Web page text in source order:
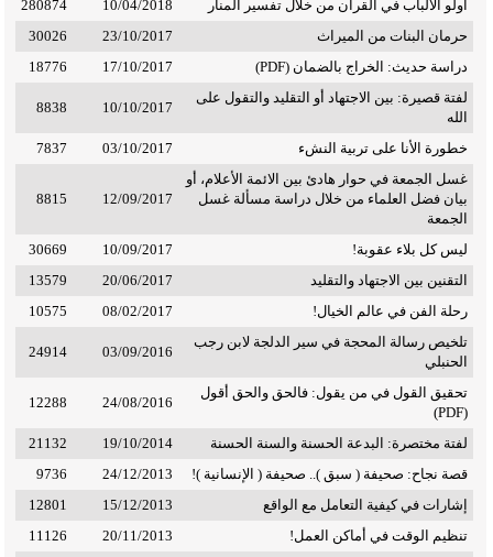
أولو الألباب في القرآن من خلال تفسير المنار
10/04/2018
280874
حرمان البنات من الميراث
23/10/2017
30026
دراسة حديث: الخراج بالضمان (PDF)
17/10/2017
18776
لفتة قصيرة: بين الاجتهاد أو التقليد والتقول على
الله
10/10/2017
8838
خطورة الأنا على تربية النشء 03/10/2017
7837
غسل الجمعة في حوار هادئ بين الائمة الأعلام، أو
بيان فضل العلماء من خلال دراسة مسألة غسل
الجمعة
12/09/2017
8815
ليس كل بلاء عقوبة! 10/09/2017
30669
التقنين بين الاجتهاد والتقليد
20/06/2017
13579
رحلة الفن في عالم الخيال!
08/02/2017
10575
تلخيص رسالة المحجة في سير الدلجة لابن رجب
الحنبلي
03/09/2016
24914
تحقيق القول في من يقول: فالحق والحق أقول
(PDF)
24/08/2016
12288
لفتة مختصرة: البدعة الحسنة والسنة الحسنة 19/10/2014
21132
قصة نجاح: صحيفة ( سبق ).. صحيفة ( الإنسانية )!
24/12/2013
9736
إشارات في كيفية التعامل مع الواقع
15/12/2013
12801
تنظيم الوقت في أماكن العمل!
20/11/2013
11126